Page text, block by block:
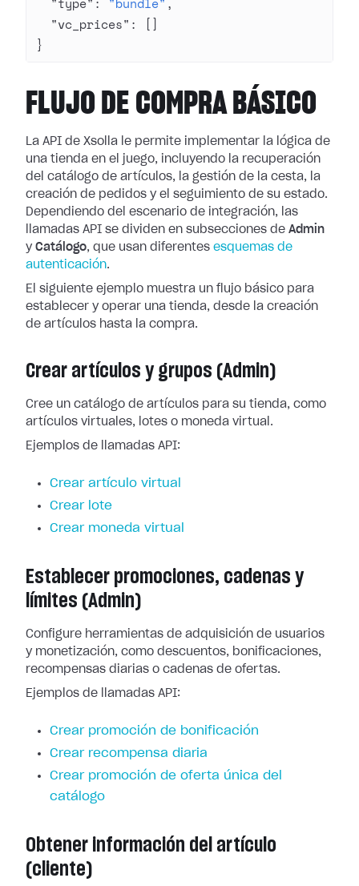
  "vc_prices"
: []
}
FLUJO DE COMPRA BÁSICO
La API de Xsolla le permite implementar la lógica de
una tienda en el juego, incluyendo la recuperación
del catálogo de artículos, la gestión de la cesta, la
creación de pedidos y el seguimiento de su estado.
Dependiendo del escenario de integración, las
llamadas API se dividen en subsecciones de Admin
y Catálogo, que usan diferentes esquemas de
autenticación.
El siguiente ejemplo muestra un flujo básico para
establecer y operar una tienda, desde la creación
de artículos hasta la compra.
Crear artículos y grupos (Admin)
Cree un catálogo de artículos para su tienda, como
artículos virtuales, lotes o moneda virtual.
Ejemplos de llamadas API:
Crear artículo virtual
Crear lote
Crear moneda virtual
Establecer promociones, cadenas y
límites (Admin)
Configure herramientas de adquisición de usuarios
y monetización, como descuentos, bonificaciones,
recompensas diarias o cadenas de ofertas.
Ejemplos de llamadas API:
Crear promoción de bonificación
Crear recompensa diaria
Crear promoción de oferta única del
catálogo
Obtener información del artículo
(cliente)